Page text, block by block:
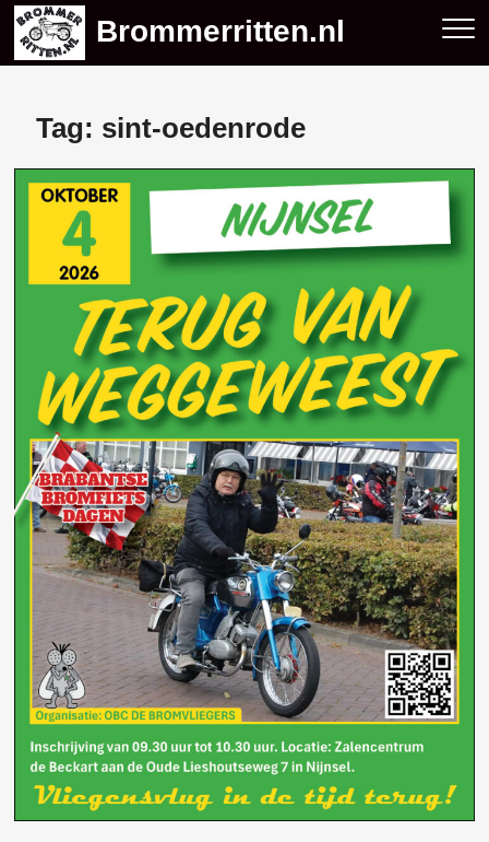
Skip
content
Brommerritten.nl
Tag: sint-oedenrode